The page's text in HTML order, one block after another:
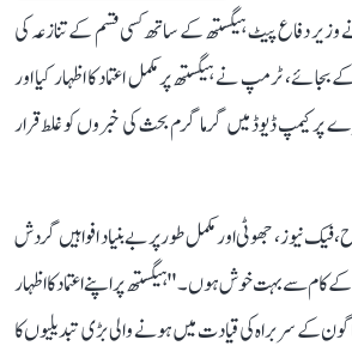
دفاع پیٹ ہیگستھ کے ساتھ کسی قسم کے تنازعہ کی
ٹرمپ نے ہیگستھ پر مکمل اعتماد کا اظہار کیا اور
کیمپ ڈیوڈ میں گرما گرم بحث کی خبروں کو غلط قرار
نیوز ، جھوٹی اور مکمل طور پر بے بنیاد افواہیں گردش
کام سے بہت خوش ہوں۔" ہیگستھ پر اپنے اعتماد کا اظہار
کے سربراہ کی قیادت میں ہونے والی بڑی تبدیلیوں کا